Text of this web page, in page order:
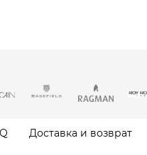
Доставка и возврат